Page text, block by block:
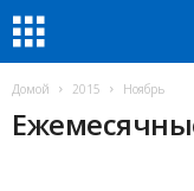
Домой 2015 Ноябрь